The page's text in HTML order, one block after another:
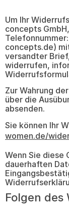
Um Ihr
concepts
concepts.de)
versandter
widerrufen,
Zur Wahrung
über die
absenden.
Sie können Ihr
women.de/
Wenn Sie diese
dauerhaften
Folgen des